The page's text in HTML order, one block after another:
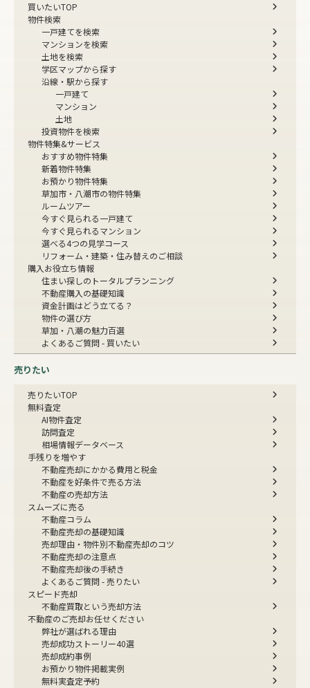
買いたいTOP
物件検索
一戸建てを検索
マンションを検索
土地を検索
学区マップから探す
沿線・駅から探す
一戸建て
マンション
土地
投資物件を検索
物件特集&サービス
おすすめ物件特集
新着物件特集
お預かり物件特集
草加市・八潮市の物件特集
ルームツアー
今すぐ見られる一戸建て
今すぐ見られるマンション
選べる4つの見学コース
リフォーム・建築・住み替えのご相談
購入お役立ち情報
住まい探しのトータルプランニング
不動産購入の基礎知識
資金計画はどう立てる？
物件の選び方
草加・八潮の魅力百選
よくあるご質問 - 買いたい
売りたい
売りたいTOP
無料査定
AI物件査定
訪問査定
相場情報データベース
手残りを増やす
不動産売却にかかる費用と税金
不動産を好条件で売る方法
不動産の売却方法
スムーズに売る
不動産コラム
不動産売却の基礎知識
売却理由・物件別不動産売却のコツ
不動産売却の注意点
不動産売却後の手続き
よくあるご質問 - 売りたい
スピード売却
不動産買取という売却方法
不動産のご売却お任せください
弊社が選ばれる理由
売却成功ストーリー40選
売却成約事例
お預かり物件掲載実例
無料実査定予約